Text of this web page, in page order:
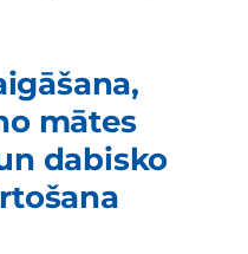
mātes
dabisko